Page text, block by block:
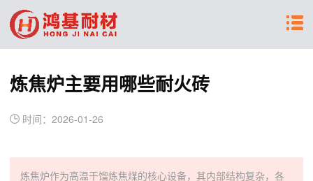
炼焦炉主要用哪些耐火砖
时间：2026-01-26
炼焦炉作为高温干馏炼焦煤的核心设备，其内部结构复杂，各